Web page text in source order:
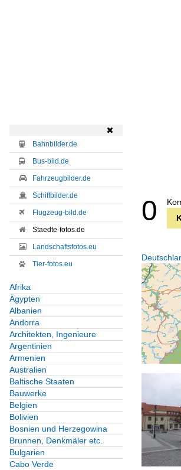

Bahnbilder.de
Bus-bild.de
Fahrzeugbilder.de
Schiffbilder.de
Flugzeug-bild.de
Staedte-fotos.de
Landschaftsfotos.eu
Tier-fotos.eu
Afrika
Ägypten
Albanien
Andorra
Architekten, Ingenieure
Argentinien
Armenien
Australien
Baltische Staaten
Bauwerke
Belgien
Bolivien
Bosnien und Herzegowina
Brunnen, Denkmäler etc.
Bulgarien
Cabo Verde
0